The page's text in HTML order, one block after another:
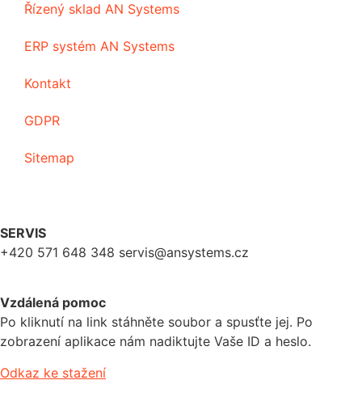
Řízený sklad AN Systems
ERP systém AN Systems
Kontakt
GDPR
Sitemap
SERVIS
+420 571 648 348 servis@ansystems.cz
Vzdálená pomoc
Po kliknutí na link stáhněte soubor a spusťte jej. Po
zobrazení aplikace nám nadiktujte Vaše ID a heslo.
Odkaz ke stažení